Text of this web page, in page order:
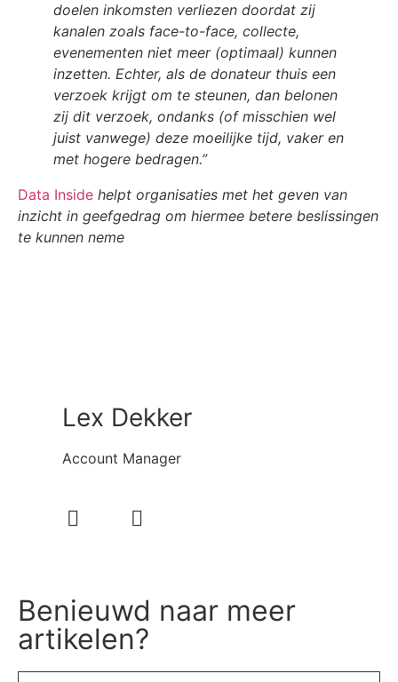
doelen inkomsten verliezen doordat zij
kanalen zoals face-to-face, collecte,
evenementen niet meer (optimaal) kunnen
inzetten. Echter, als de donateur thuis een
verzoek krijgt om te steunen, dan belonen
zij dit verzoek, ondanks (of misschien wel
juist vanwege) deze moeilijke tijd, vaker en
met hogere bedragen.”
Data Inside helpt organisaties met het geven van
inzicht in geefgedrag om hiermee betere beslissingen
te kunnen neme
Lex Dekker
Account Manager
Benieuwd naar meer
artikelen?